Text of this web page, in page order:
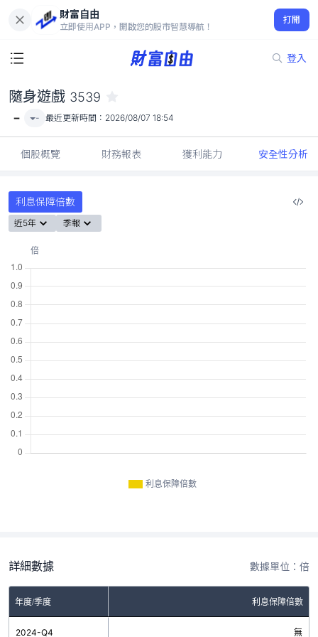
財富自由
立即使用APP，開啟您的股市智慧導航！
打開
登入
-
隨身遊戲 3539
- - 最近更新時間： 2026/08/07 18:54
個股概覽 財務報表 獲利能力 安全性分析
利息保障倍數
近5年 季報
利息保障倍數
詳細數據 數據單位：倍
年度/季度 利息保障倍數
2024-Q4 無